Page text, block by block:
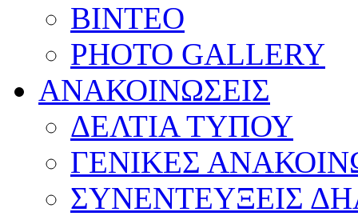
ΒΙΝΤΕΟ
PHOTO GALLERY
ΑΝΑΚΟΙΝΩΣΕΙΣ
ΔΕΛΤΙΑ ΤΥΠΟΥ
ΓΕΝΙΚΕΣ
ΣΥΝΕΝΤΕΥΞΕΙΣ